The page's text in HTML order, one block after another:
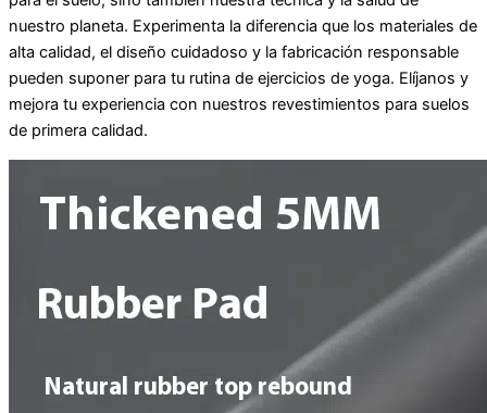
nuestro planeta. Experimenta la diferencia que los materiales de
alta calidad, el diseño cuidadoso y la fabricación responsable
pueden suponer para tu rutina de ejercicios de yoga. Elíjanos y
mejora tu experiencia con nuestros revestimientos para suelos
de primera calidad.